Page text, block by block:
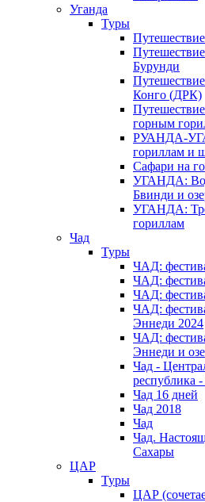
Уганда
Туры
Бурунди
Конго (ДРК)
горным
РУАНДА-
гориллам и
Сафари на
УГАНДА:
Бвинди и
УГАНДА:
гориллам
Чад
Туры
ЧАД:
ЧАД:
ЧАД:
ЧАД:
Эннеди 2024
ЧАД:
Эннеди и
Чад -
республика
Чад 16 дней
Чад 2018
Чад
Чад.
Сахары
ЦАР
Туры
ЦАР